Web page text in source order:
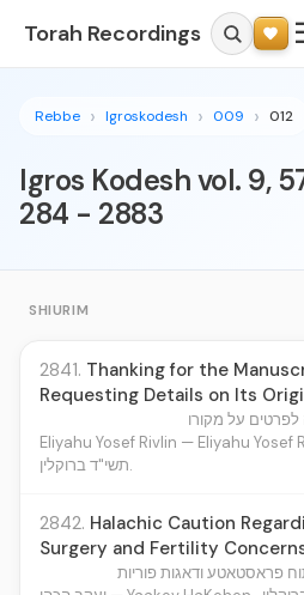
Torah Recordings
Rebbe Igroskodesh 009 012
Igros Kodesh vol. 9,
284 - 2883
SHIURIM
2841. Thanking for the
Requesting Details on Its
על מקורו
Eliyahu Yosef Rivlin — Eliyahu Yosef
תשי"ד ברוקלין.
2842. Halachic Caution
Surgery and Fertility
פראסטאטע ודאגות פוריות